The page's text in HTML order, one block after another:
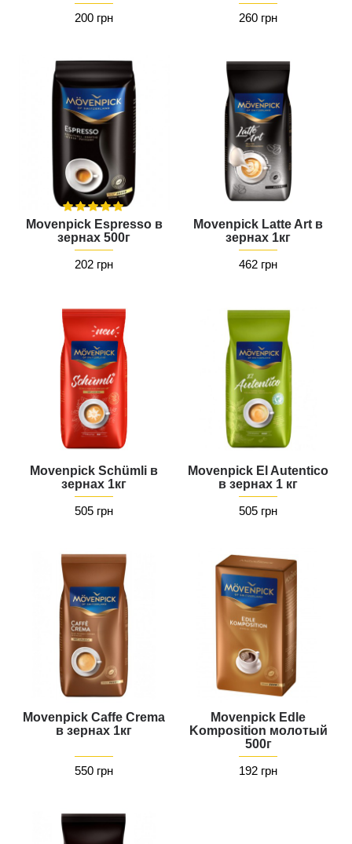
200 грн
260 грн
Movenpick Espresso в
зернах 500г
202 грн
Movenpick Latte Art в
зернах 1кг
462 грн
Movenpick Schümli в
зернах 1кг
505 грн
Movenpick El Autentico
в зернах 1 кг
505 грн
Movenpick Caffe Crema
в зернах 1кг
550 грн
Movenpick Edle
Komposition молотый
500г
192 грн